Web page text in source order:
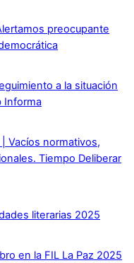
preocupante
a la situación
Informa
Vacíos normativos,
Tiempo Deliberar
literarias 2025
en la FIL La Paz 2025